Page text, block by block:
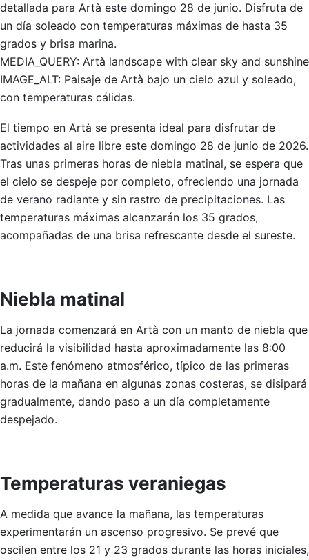
detallada para Artà este domingo 28 de junio. Disfruta de
un día soleado con temperaturas máximas de hasta 35
grados y brisa marina.
MEDIA_QUERY: Artà landscape with clear sky and sunshine
IMAGE_ALT: Paisaje de Artà bajo un cielo azul y soleado,
con temperaturas cálidas.
El tiempo en Artà se presenta ideal para disfrutar de
actividades al aire libre este domingo 28 de junio de 2026.
Tras unas primeras horas de niebla matinal, se espera que
el cielo se despeje por completo, ofreciendo una jornada
de verano radiante y sin rastro de precipitaciones. Las
temperaturas máximas alcanzarán los 35 grados,
acompañadas de una brisa refrescante desde el sureste.
Niebla matinal
La jornada comenzará en Artà con un manto de niebla que
reducirá la visibilidad hasta aproximadamente las 8:00
a.m. Este fenómeno atmosférico, típico de las primeras
horas de la mañana en algunas zonas costeras, se disipará
gradualmente, dando paso a un día completamente
despejado.
Temperaturas veraniegas
A medida que avance la mañana, las temperaturas
experimentarán un ascenso progresivo. Se prevé que
oscilen entre los 21 y 23 grados durante las horas iniciales,